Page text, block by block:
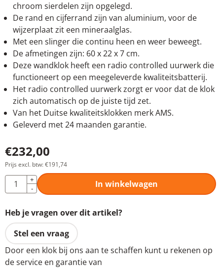
chroom sierdelen zijn opgelegd.
De rand en cijferrand zijn van aluminium, voor de
wijzerplaat zit een mineraalglas.
Met een slinger die continu heen en weer beweegt.
De afmetingen zijn: 60 x 22 x 7 cm.
Deze wandklok heeft een radio controlled uurwerk die
functioneert op een meegeleverde kwaliteitsbatterij.
Het radio controlled uurwerk zorgt er voor dat de klok
zich automatisch op de juiste tijd zet.
Van het Duitse kwaliteitsklokken merk AMS.
Geleverd met 24 maanden garantie.
€232,00
Prijs excl. btw:€191,74
Aantal
+
-
In winkelwagen
Heb je vragen over dit artikel?
Stel een vraag
Door een klok bij ons aan te schaffen kunt u rekenen op
de service en garantie van